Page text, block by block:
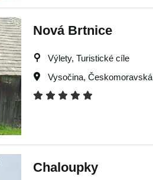
Nová Brtnice
Výlety, Turistické cíle
Vysočina,
Chaloupky